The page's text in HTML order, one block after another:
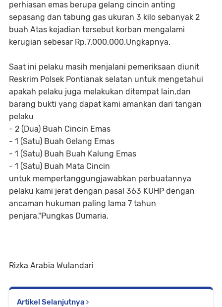
perhiasan emas berupa gelang cincin anting
sepasang dan tabung gas ukuran 3 kilo sebanyak 2
buah Atas kejadian tersebut korban mengalami
kerugian sebesar Rp.7.000.000.Ungkapnya.
Saat ini pelaku masih menjalani pemeriksaan diunit
Reskrim Polsek Pontianak selatan untuk mengetahui
apakah pelaku juga melakukan ditempat lain,dan
barang bukti yang dapat kami amankan dari tangan
pelaku
- 2 (Dua) Buah Cincin Emas
- 1 (Satu) Buah Gelang Emas
- 1 (Satu) Buah Buah Kalung Emas
- 1 (Satu) Buah Mata Cincin
untuk mempertanggungjawabkan perbuatannya
pelaku kami jerat dengan pasal 363 KUHP dengan
ancaman hukuman paling lama 7 tahun
penjara."Pungkas Dumaria.
Rizka Arabia Wulandari
Artikel Selanjutnya